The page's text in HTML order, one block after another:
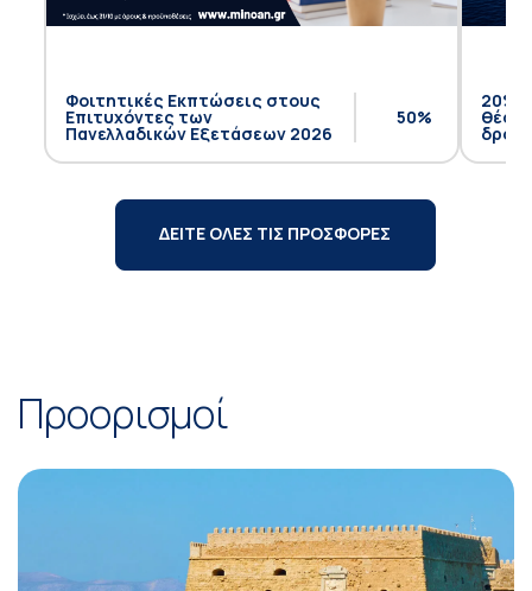
Φοιτητικές Εκπτώσεις στους
Επιτυχόντες των
Πανελλαδικών Εξετάσεων 2026
50%
20%
θέση
ΔΕΙΤΕ ΟΛΕΣ ΤΙΣ ΠΡΟΣΦΟΡΕΣ
Προορισμοί